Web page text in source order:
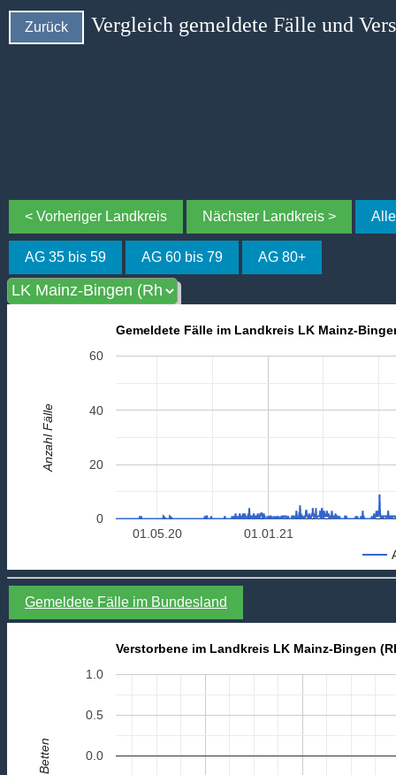
Zurück Vergleich gemeldete Fälle und
< Vorheriger Landkreis Nächster Landkreis >
AG 35 bis 59 AG 60 bis 79 AG 80+
Gemeldete Fälle im Landkreis LK Mainz-
01.01.21
01.05.20
0
20
40
60
Anzahl Fälle
Gemeldete Fälle im Bundesland
Verstorbene im Landkreis LK Mainz-Bingen
0.0
0.5
1.0
Betten